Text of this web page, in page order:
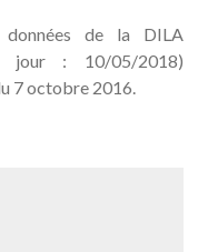
de la DILA
jour : 10/05/2018)
7 octobre 2016.